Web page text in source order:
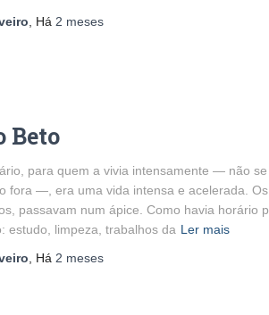
, Há 2 meses
Beto
para quem a vivia intensamente — não
fora —, era uma vida intensa e acelerada.
passavam num ápice. Como havia horário
estudo, limpeza, trabalhos da Ler mais
, Há 2 meses